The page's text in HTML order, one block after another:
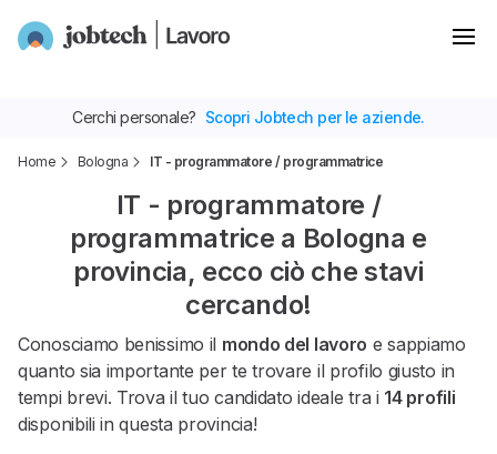
Home Bologna IT - programmatore / programmatrice
IT - programmatore /
programmatrice a Bologna e
provincia, ecco ciò che stavi
cercando!
Conosciamo benissimo il mondo del lavoro e sappiamo
quanto sia importante per te trovare il profilo giusto in
tempi brevi. Trova il tuo candidato ideale tra i 14 profili
disponibili in questa provincia!
Cerchi personale? Scopri Jobtech per le aziende.